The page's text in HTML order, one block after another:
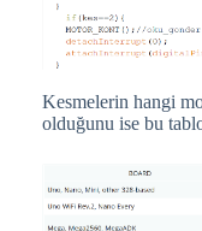
Kesmelerin hangi
olduğunu ise bu